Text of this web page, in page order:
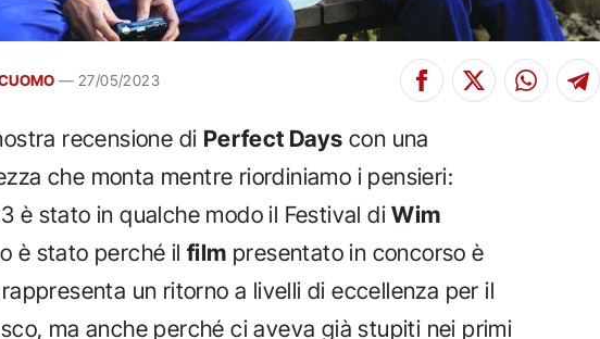
—27/05/2023
recensione di Perfect Days con una
che monta mentre riordiniamo i pensieri:
è stato in qualche modo il Festival diWim
è stato perché ilfilm presentato in concorso è
un ritorno a livelli di eccellenza per il
ma anche perché ci aveva già stupiti nei primi